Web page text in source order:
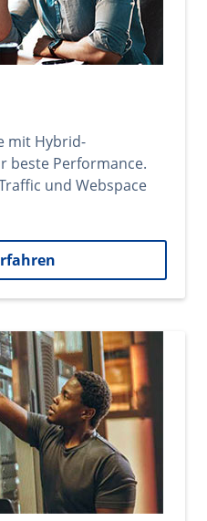
mit Hybrid-
beste Performance.
und Webspace